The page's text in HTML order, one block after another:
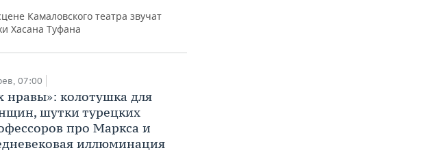
Камаловского театра звучат
Хасана Туфана
07:00
нравы»: колотушка для
шутки турецких
про Маркса и
иллюминация